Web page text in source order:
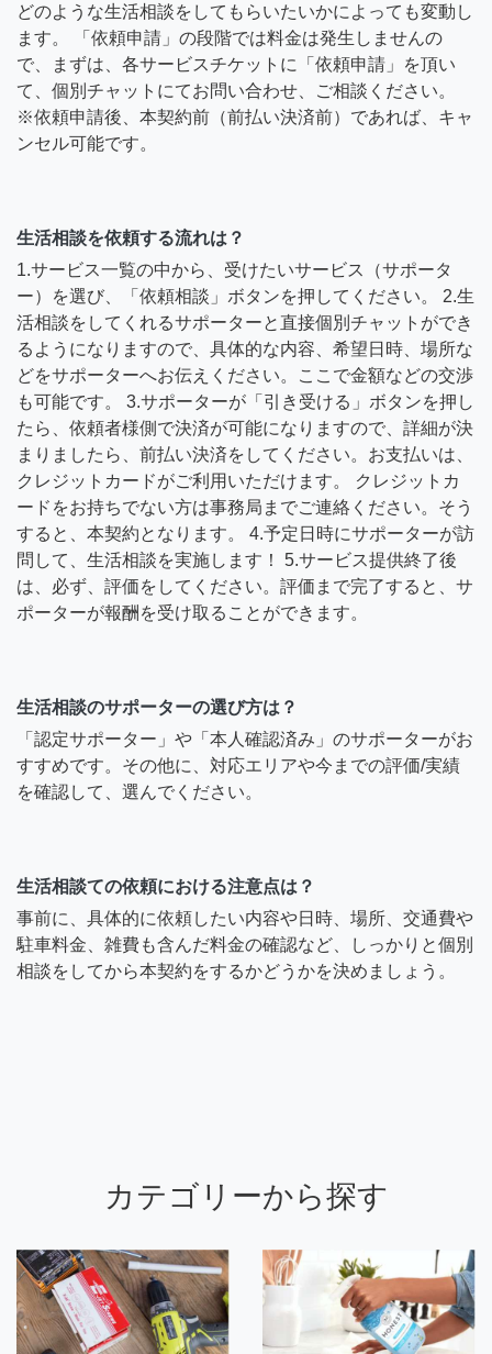
どのような生活相談をしてもらいたいかによっても変動し
ます。 「依頼申請」の段階では料金は発生しませんの
で、まずは、各サービスチケットに「依頼申請」を頂い
て、個別チャットにてお問い合わせ、ご相談ください。
※依頼申請後、本契約前（前払い決済前）であれば、キャ
ンセル可能です。
生活相談を依頼する流れは？
1.サービス一覧の中から、受けたいサービス（サポータ
ー）を選び、「依頼相談」ボタンを押してください。 2.生
活相談をしてくれるサポーターと直接個別チャットができ
るようになりますので、具体的な内容、希望日時、場所な
どをサポーターへお伝えください。ここで金額などの交渉
も可能です。 3.サポーターが「引き受ける」ボタンを押し
たら、依頼者様側で決済が可能になりますので、詳細が決
まりましたら、前払い決済をしてください。お支払いは、
クレジットカードがご利用いただけます。 クレジットカ
ードをお持ちでない方は事務局までご連絡ください。そう
すると、本契約となります。 4.予定日時にサポーターが訪
問して、生活相談を実施します！ 5.サービス提供終了後
は、必ず、評価をしてください。評価まで完了すると、サ
ポーターが報酬を受け取ることができます。
生活相談のサポーターの選び方は？
「認定サポーター」や「本人確認済み」のサポーターがお
すすめです。その他に、対応エリアや今までの評価/実績
を確認して、選んでください。
生活相談ての依頼における注意点は？
事前に、具体的に依頼したい内容や日時、場所、交通費や
駐車料金、雑費も含んだ料金の確認など、しっかりと個別
相談をしてから本契約をするかどうかを決めましょう。
カテゴリーから探す